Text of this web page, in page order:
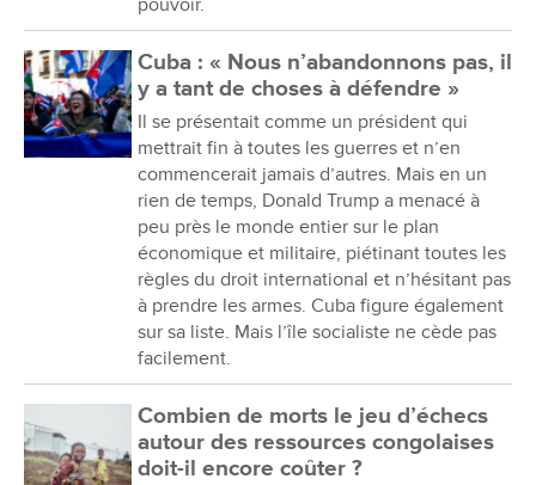
pouvoir.
Cuba : « Nous n’abandonnons pas, il
y a tant de choses à défendre »
Il se présentait comme un président qui
mettrait fin à toutes les guerres et n’en
commencerait jamais d’autres. Mais en un
rien de temps, Donald Trump a menacé à
peu près le monde entier sur le plan
économique et militaire, piétinant toutes les
règles du droit international et n’hésitant pas
à prendre les armes. Cuba figure également
sur sa liste. Mais l’île socialiste ne cède pas
facilement.
Combien de morts le jeu d’échecs
autour des ressources congolaises
doit-il encore coûter ?